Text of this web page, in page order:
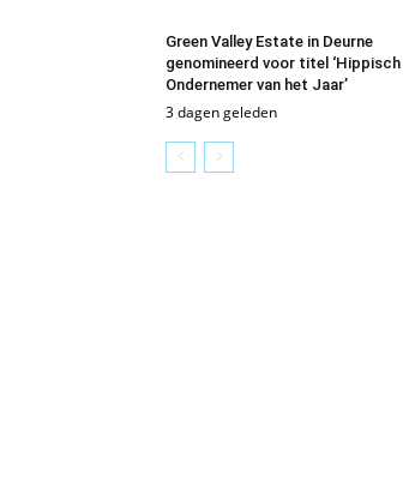
Green Valley Estate in Deurne
genomineerd voor titel ‘Hippisch
Ondernemer van het Jaar’
3 dagen geleden